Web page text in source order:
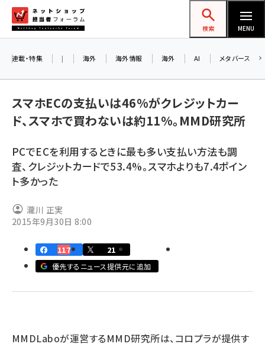
ン
ネットショップ担当者フォーラム
検索 MENU
yahoo (1894)
楽天 (1863)
アスクル (1112)
base (1068)
ビィ・フォアード (768)
連載・特集 | 海外 海外情報 海外 AI メタバース
スマホECの支払いは46%がクレジットカー
ド、スマホで買わないは約11%。MMD研究所
PCでECを利用するときに最も多い支払い方法も調
査、クレジットカードで53.4%。スマホよりも7.4ポイン
ト多かった
瀧川 正実
2015年9月30日 8:00
117
21
優先するニュース提供元に追加
MMDLaboが運営するMMD研究所は、コロプラが提供す
交